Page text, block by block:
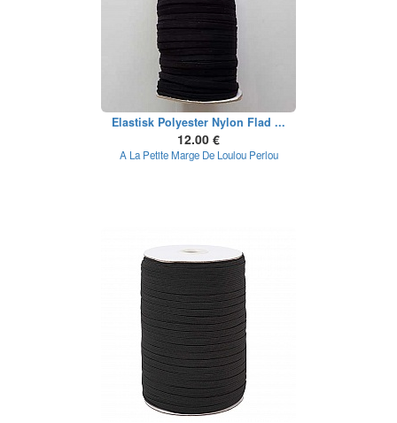
Elastisk Polyester Nylon Flad ...
12.00 €
A La Petite Marge De Loulou Perlou